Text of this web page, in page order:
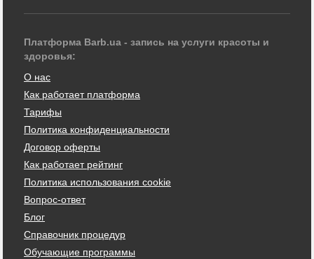
Платформа Barb.ua - запись на услуги красоты и
здоровья:
О нас
Как работает платформа
Тарифы
Политика конфиденциальности
Договор оферты
Как работает рейтинг
Политика использования cookie
Вопрос-ответ
Блог
Справочник процедур
Обучающие программы